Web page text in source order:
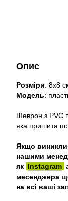
Опис
Розміри: 8х8
Модель:
Шеврон з PVC
яка пришита
Якщо виникли
нашими
як Instagram
месенджера
на всі ваші